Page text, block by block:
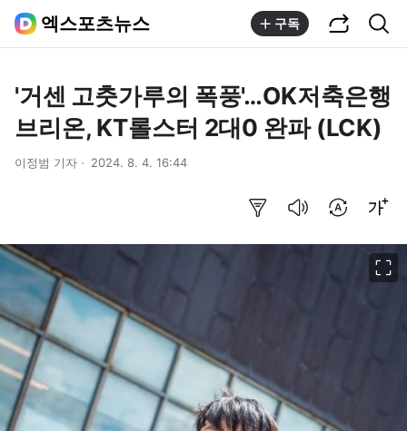
엑스포츠뉴스 구독
'거센 고춧가루의 폭풍'…OK저축은행
브리온, KT롤스터 2대0 완파 (LCK)
이정범 기자 2024. 8. 4. 16:44